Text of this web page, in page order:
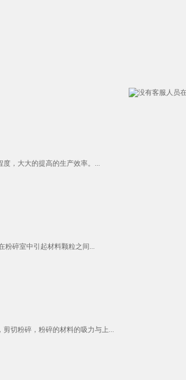
，大大的提高的生产效率。...
粉碎室中引起材料颗粒之间...
切粉碎，粉碎的材料的吸力与上...